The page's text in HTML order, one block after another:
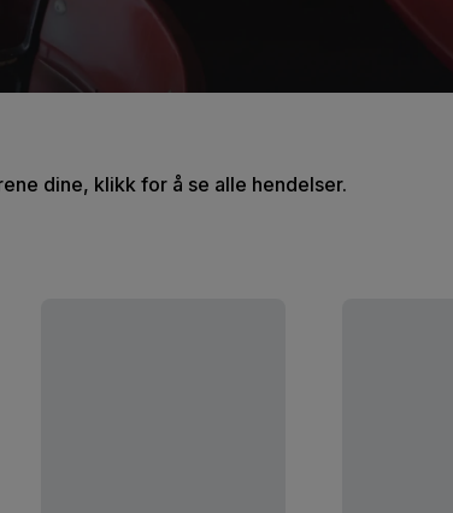
dine, klikk for å se alle hendelser.